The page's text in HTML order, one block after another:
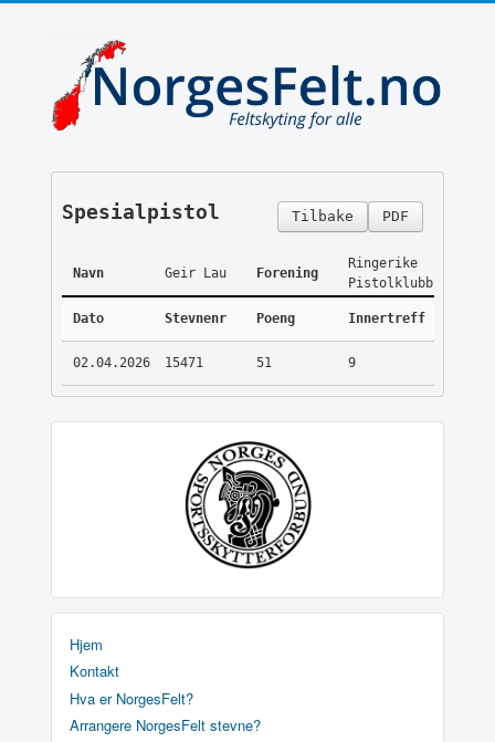
PDF
Tilbake
Spesialpistol
Navn Geir Lau Forening
Ringerike
Pistolklubb
Dato Stevnenr Poeng Innertreff
02.04.2026 15471 51 9
Hjem
Kontakt
Hva er NorgesFelt?
Arrangere NorgesFelt stevne?